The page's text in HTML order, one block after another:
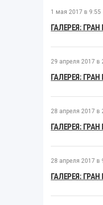
1 мая 2017 в 9:55
ГАЛЕРЕЯ:
29 апреля 2017 в
ГАЛЕРЕЯ:
28 апреля 2017 в
ГАЛЕРЕЯ:
28 апреля 2017 в
ГАЛЕРЕЯ: